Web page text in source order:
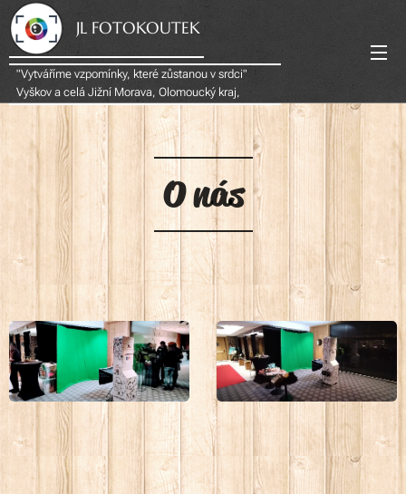
JL FOTOKOUTEK
"Vytváříme vzpomínky, které zůstanou v srdci"
Vyškov a celá Jižní Morava, Olomoucký kraj,
Zlínský krajOlomouci Olomoucky k
Onás